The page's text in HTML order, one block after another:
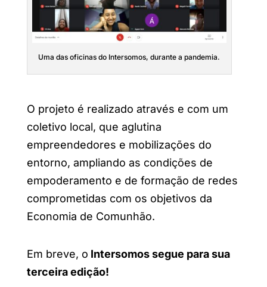
Uma das oficinas do Intersomos, durante a pandemia.
O projeto é realizado através e com um
coletivo local, que aglutina
empreendedores e mobilizações do
entorno, ampliando as condições de
empoderamento e de formação de redes
comprometidas com os objetivos da
Economia de Comunhão.
Em breve, o Intersomos segue para sua
terceira edição!